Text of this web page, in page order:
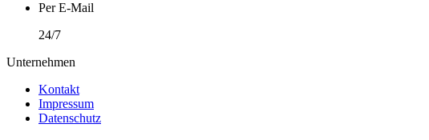
Per E-Mail
24/7
Unternehmen
Kontakt
Impressum
Datenschutz